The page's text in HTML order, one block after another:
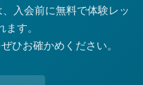
入会前に無料で体験レッ
ます。
ひお確かめください。